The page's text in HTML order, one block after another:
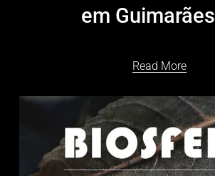
em Guimarães
Read More